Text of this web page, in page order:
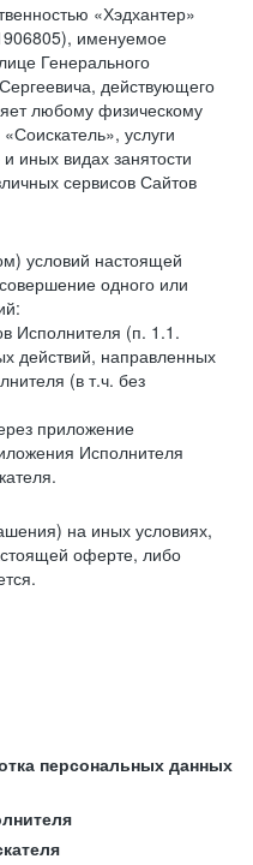
«Хэдхантер»
именуемое
Генерального
действующего
любому физическому
услуги
иных видах занятости
сервисов Сайтов
условий настоящей
одного или
Исполнителя (п. 1.1.
действий, направленных
(в т.ч. без
приложение
Исполнителя
на иных условиях,
оферте, либо
персональных данных